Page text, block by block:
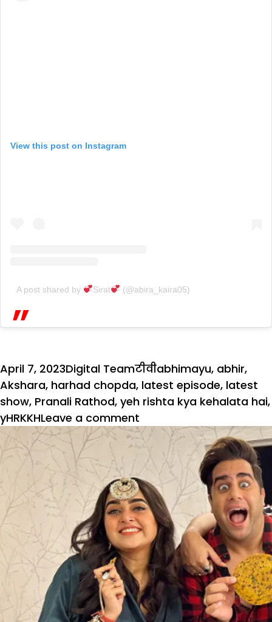
View this post on Instagram
A post shared by Sirat (@abira_kaira05)
Posted
on
April 7, 2023Author
Digital TeamCategories
टीवीTags
abhimayu, abhir,
Akshara, harhad chopda, latest episode, latest
show, Pranali Rathod, yeh rishta kya kehalata hai,
yHRKKHLeave a comment
YRKKH:
क्या
बेटे
का
सच
जान
पाएंगा
अभिमन्यु?
अभिनव
से
मागेंगा
माफी